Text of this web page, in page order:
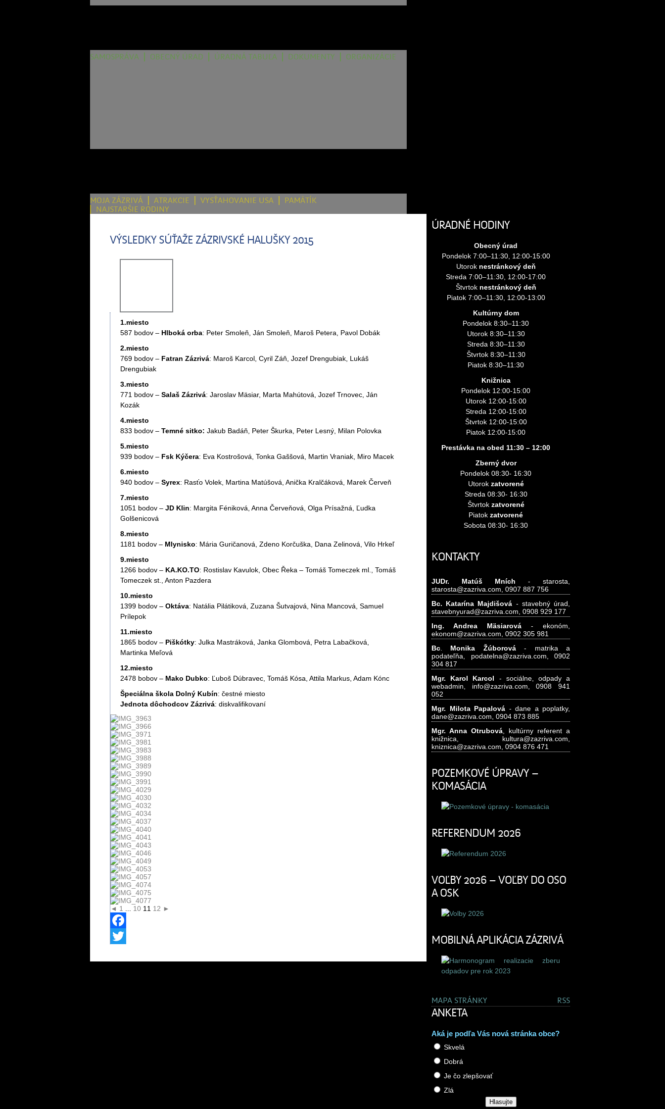
SAMOSPRÁVA OBECNÝ ÚRAD ÚRADNÁ TABUĽA DOKUMENTY ORGANIZÁCIE
MOJA ZÁZRIVÁ ATRAKCIE VYSŤAHOVANIE USA
PAMÄTÍK
NAJSTARŠIE RODINY
VÝSLEDKY SÚŤAŽE ZÁZRIVSKÉ HALUŠKY 2015
1.miesto
587 bodov – Hlboká orba: Peter Smoleň, Ján Smoleň, Maroš Petera, Pavol Dobák
2.miesto
769 bodov – Fatran Zázrivá: Maroš Karcol, Cyril Záň, Jozef Drengubiak, Lukáš
Drengubiak
3.miesto
771 bodov – Salaš Zázrivá: Jaroslav Mäsiar, Marta Mahútová, Jozef Trnovec, Ján
Kozák
4.miesto
833 bodov – Temné sitko: Jakub Badáň, Peter Škurka, Peter Lesný, Milan Polovka
5.miesto
939 bodov – Fsk Kýčera: Eva Kostrošová, Tonka Gaššová, Martin Vraniak, Miro Macek
6.miesto
940 bodov – Syrex: Rasťo Volek, Martina Matúšová, Anička Kralčáková, Marek Červeň
7.miesto
1051 bodov – JD Klin: Margita Féniková, Anna Červeňová, Olga Prísažná, Ľudka
Golšenicová
8.miesto
1181 bodov – Mlynisko: Mária Guričanová, Zdeno Korčuška, Dana Zelinová, Vilo Hrkeľ
9.miesto
1266 bodov – KA.KO.TO: Rostislav Kavulok, Obec Řeka – Tomáš Tomeczek ml., Tomáš
Tomeczek st., Anton Pazdera
10.miesto
1399 bodov – Oktáva: Natália Pilátiková, Zuzana Šutvajová, Nina Mancová, Samuel
Prílepok
11.miesto
1865 bodov – Piškótky: Julka Mastráková, Janka Glombová, Petra Labačková,
Martinka Meľová
12.miesto
2478 bobov – Mako Dubko: Ľuboš Dúbravec, Tomáš Kósa, Attila Markus, Adam Kónc
Špeciálna škola Dolný Kubín: čestné miesto
Jednota dôchodcov Zázrivá: diskvalifikovaní
◄ 1 10 11 12 ►
Facebook
ÚRADNÉ HODINY
Obecný úrad
Pondelok 7:00–11:30, 12:00-15:00
Utorok nestránkový deň
Streda 7:00–11:30, 12:00-17:00
Štvrtok nestránkový deň
Piatok 7:00–11:30, 12:00-13:00
Kultúrny dom
Pondelok 8:30–11:30
Utorok 8:30–11:30
Streda 8:30–11:30
Štvrtok 8:30–11:30
Piatok 8:30–11:30
Knižnica
Pondelok 12:00-15:00
Utorok 12:00-15:00
Streda 12:00-15:00
Štvrtok 12:00-15:00
Piatok 12:00-15:00
Prestávka na obed 11:30 – 12:00
Zberný dvor
Pondelok 08:30- 16:30
Utorok zatvorené
Streda 08:30- 16:30
Štvrtok zatvorené
Piatok zatvorené
Sobota 08:30- 16:30
KONTAKTY
JUDr. Matúš Mních - starosta,
starosta@zazriva.com, 0907 887 756
Bc. Katarína Majdišová - stavebný úrad,
stavebnyurad@zazriva.com, 0908 929 177
Ing. Andrea Mäsiarová - ekonóm,
ekonom@zazriva.com , 0902 305 981
Bc
Monika Žúborová- matrika a
podateľňa, podatelna@zazriva.com, 0902
304 817
Mgr. Karol Karcol - sociálne, odpady a
webadmin, info@zazriva.com,0908 941
052
Mgr. Milota Papalová - dane a poplatky,
dane@zazriva.com , 0904 873 885
Mgr. Anna Otrubová , kultúrny referent a
knižnica, kultura@zazriva.com,
kniznica@zazriva.com , 0904 876 471
POZEMKOVÉ ÚPRAVY –
KOMASÁCIA
REFERENDUM 2026
VOĽBY 2026 – VOĽBY DO OSO
A OSK
MOBILNÁ APLIKÁCIA ZÁZRIVÁ
MAPA STRÁNKY RSS
ANKETA
Aká je podľa Vás nová stránka obce?
Skvelá
Dobrá
Je čo zlepšovať
Zlá